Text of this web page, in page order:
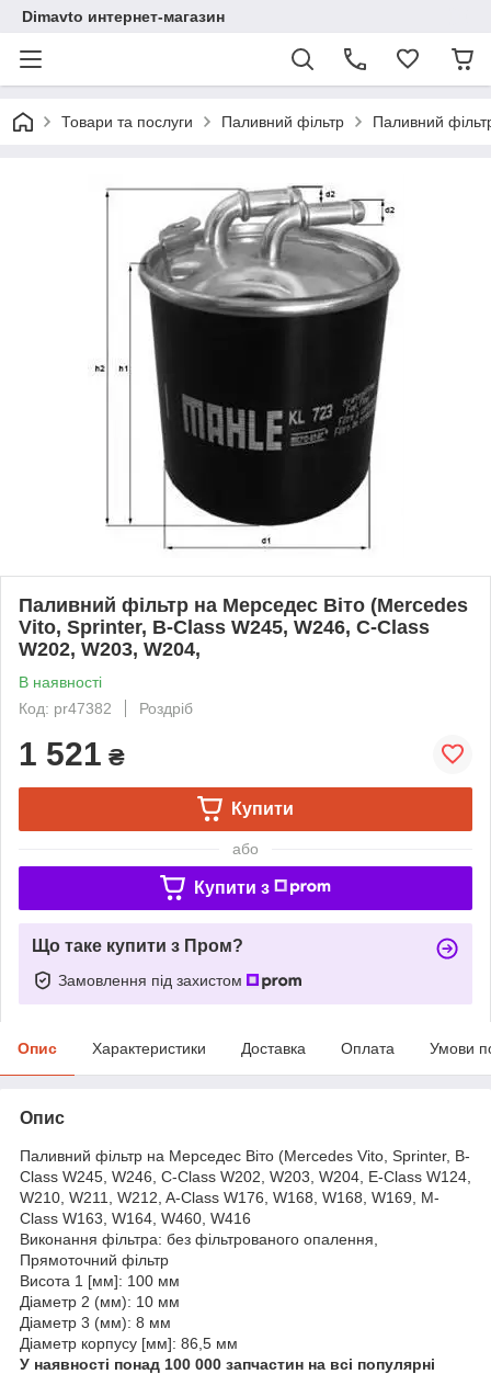
Dimavto интернет-магазин
Товари та послуги Паливний фільтр Паливний
Паливний фільтр на Мерседес Віто (Mercedes
Vito, Sprinter, B-Class W245, W246, C-Class
W202, W203, W204,
В наявності
Код: pr47382
Роздріб
1 521 ₴
Купити
або
Купити з
Що таке купити з Пром?
Замовлення під захистом
Опис Характеристики Доставка Оплата Умови
Опис
Паливний фільтр на Мерседес Віто (Mercedes Vito, Sprinter, B-
Class W245, W246, C-Class W202, W203, W204, E-Class W124,
W210, W211, W212, A-Class W176, W168, W168, W169, M-
Class W163, W164, W460, W416
Виконання фільтра: без фільтрованого опалення,
Прямоточний фільтр
Висота 1 [мм]: 100 мм
Діаметр 2 (мм): 10 мм
Діаметр 3 (мм): 8 мм
Діаметр корпусу [мм]: 86,5 мм
У наявності понад 100 000 запчастин на всі популярні